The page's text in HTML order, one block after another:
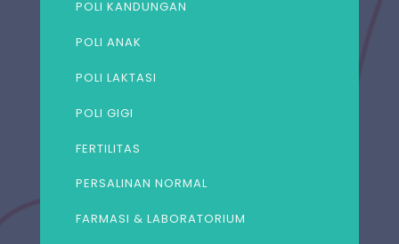
POLI KANDUNGAN
POLI ANAK
POLI LAKTASI
POLI GIGI
FERTILITAS
PERSALINAN NORMAL
FARMASI & LABORATORIUM